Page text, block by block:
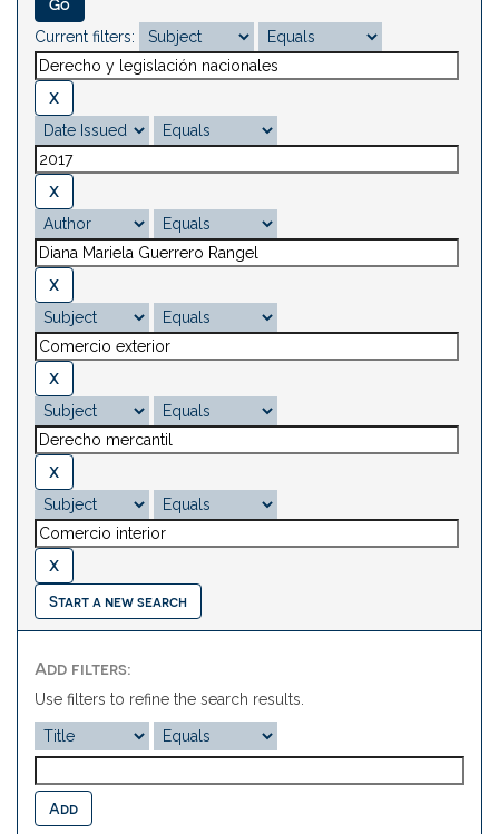
Current filters:
Start a new search
Add filters:
Use filters to refine the search results.